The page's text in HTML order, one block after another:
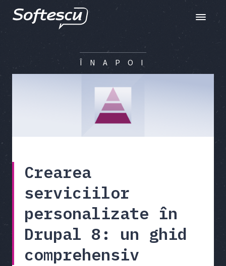
Toggle
Î N A P O I
Crearea
serviciilor
personalizate în
Drupal 8: un ghid
comprehensiv